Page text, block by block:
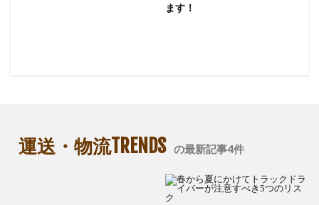
ます！
運送・物流TRENDS の最新記事4件